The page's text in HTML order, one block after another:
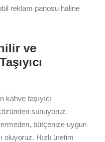
reklam panosu haline
ve
kahve taşıyıcı
sunuyoruz.
bütçenize uygun
oluyoruz. Hızlı üretim